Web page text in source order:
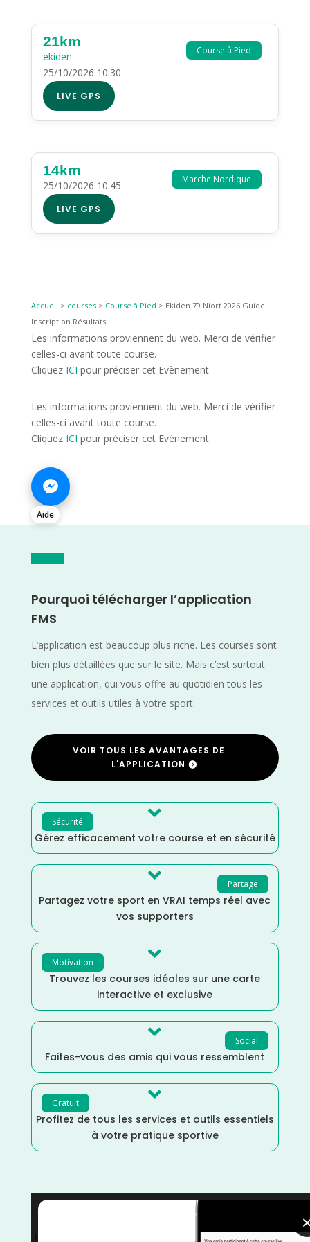
Course à Pied
21km
ekiden
25/10/2026 10:30
LIVE GPS
Marche Nordique
14km
25/10/2026 10:45
LIVE GPS
Accueil > courses> Course à Pied > Ekiden 79 Niort 2026 Guide
Inscription Résultats
Les informations proviennent du web. Merci de vérifier
celles-ci avant toute course.
Cliquez ICI pour préciser cet Evènement
Les informations proviennent du web. Merci de vérifier
celles-ci avant toute course.
Cliquez ICI pour préciser cet Evènement
Aide
Pourquoi télécharger l’application
FMS
L’application est beaucoup plus riche. Les courses sont
bien plus détaillées que sur le site. Mais c’est surtout
une application, qui vous offre au quotidien tous les
services et outils utiles à votre sport.
VOIR TOUS LES AVANTAGES DE
L'APPLICATION
Sécurité 
Gérez efficacement votre course et en sécurité
Partage

Partagez votre sport en VRAI temps réel avec
vos supporters
Motivation 
Trouvez les courses idéales sur une carte
interactive et exclusive
Social

Faites-vous des amis qui vous ressemblent
Gratuit 
Profitez de tous les services et outils essentiels
à votre pratique sportive
Marche
Distance Marathon